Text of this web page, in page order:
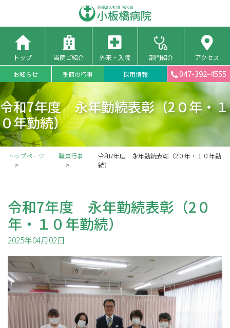
トップ 当院ご紹介 外来・入院 部門紹介
アクセス
お知らせ
季節の行事 採用情報 047-392-4555
令和7年度 永年勤続表彰（2０年・１
０年勤続）
トップページ 職員行事
令和7年度 永年勤続表彰（2０年・１０年勤
続）
令和7年度 永年勤続表彰（2０
年・１０年勤続）
2025年04月02日